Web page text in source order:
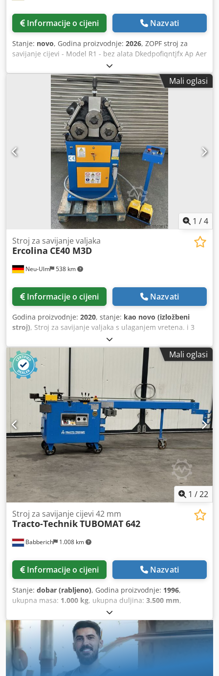
Informacije o cijeni Nazvati
Stanje: novo, Godina proizvodnje: 2026, ZOPF stroj za
savijanje cijevi - Model R1 - bez alata Dkedpofiqntjfx Ap Aer
- uključujući nožnu papučicu s kontrolom zaustavljanja u
nuždi - bez alata - Programabilna upravljačka jedinica -
100 programa po 9 zavoja - Prikaz i kontrola C osi - moguć
ručni i automatski način savijanja - Kut savijanja i opruga
se mogu programirati - brza izmjena alata metodom plug-
in - Skala za kontradržač u stolu - mobilni s paletnim
viličarom - Dimenzije 930x410x1000 mm - Težina 230 kg -
Motor 1,5 KW - 220 volti izmjenične struje - Radijus
savijanja od R55 - R340 mm - Izvedba savijanja cijevi Ø 5
mm do 50 mm - maks. kut savijanja 210°
Mali oglasi
1 /4
Neu-Ulm 538 km
Stroj za savijanje valjaka
Ercolina CE40 M3D
Informacije o cijeni Nazvati
Godina proizvodnje: 2020, stanje: kao novo (izložbeni
stroj), Stroj za savijanje valjaka s ulaganjem vretena. i 3
gonjena valjka Značajke: Promjer osovine: 40 mm Radni
položaj: vodoravno / okomito s nosačem Priključak: 230V / 1
faza s izmjeničnim dimenzijama (Š x V x D): 700 x 1460 x
600 mm Težina: 180 kg Snaga: okrugla cijev : 70 x 1,5 mm
kvadratna cijev: 50 x 50 x 3 mm okrugla šipka: 35 mm
glačalo: 50 x 10 mm kutno željezo: 50 x 50 x 6 mm Opseg
isporuke: CE40M3D Univerzalni set valjaka za profile Pribor
(npr. upravljačka ploča s nožnim upravljačem, upute za
uporabu) 1 set plastičnih valjaka okrugle cijevi 1 1/2 "za
rad s niskim tragovima Dkodsgi N Alspfx Ap Aer
Mali oglasi
1 /22
Babberich 1.008 km
Stroj za savijanje cijevi 42 mm
Tracto-TechnikTUBOMAT 642
Informacije o cijeni Nazvati
Stanje: dobar (rabljeno), Godina proizvodnje: 1996,
ukupna masa: 1.000 kg, ukupna duljina: 3.500 mm,
, ukupna visina:
Proizvođač: Tracto Technik Tip: TUBOMAT Godina
proizvodnje: 1996 Stroj za savijanje cijevi s električnim
upravljanjem, predodabir kuta savijanja u 4 stupnja i
digitalni zaslon Hidraulični pogon za savijanje, upravljanje
pomoću ručnog ventila Hidraulični pogon za savijanje,
upravljanje pomoću ručnog ventila Prateći tip pritisnog